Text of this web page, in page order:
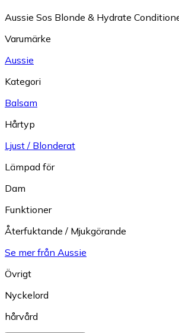
Aussie Sos Blonde & Hydrate
Varumärke
Aussie
Kategori
Balsam
Hårtyp
Ljust / Blonderat
Lämpad för
Dam
Funktioner
Återfuktande / Mjukgörande
Se mer från Aussie
Övrigt
Nyckelord
hårvård